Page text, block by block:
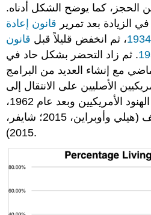
الحجز، كما يوضح الشكل أدناه.
الزيادة بعد تمرير قانون إعادة
، ثم انخفض قليلاً قبل قانون
. ثم زاد التحضر بشكل حاد في
مع إنشاء العديد من البرامج
الأصليين على الانتقال إلى
المدن، مثل إنشاء مراكز الهنود الأمريكيين وبعد عام 1962،
برنامج مساعد التوظيف (هيلي وأوبراين، 2015؛ شايفر،
2015).